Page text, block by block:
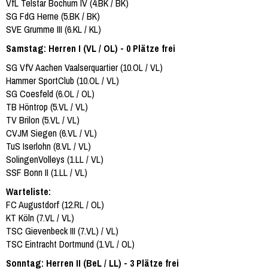
VfL Telstar Bochum IV (4.BK / BK)
SG FdG Herne (5.BK / BK)
SVE Grumme III (6.KL / KL)
Samstag: Herren I (VL / OL) - 0 Plätze frei
SG VfV Aachen Vaalserquartier (10.OL / VL)
Hammer SportClub (10.OL / VL)
SG Coesfeld (6.OL / OL)
TB Höntrop (5.VL / VL)
TV Brilon (5.VL / VL)
CVJM Siegen (6.VL / VL)
TuS Iserlohn (8.VL / VL)
SolingenVolleys (1.LL / VL)
SSF Bonn II (1.LL / VL)
Warteliste:
FC Augustdorf (12.RL / OL)
KT Köln (7.VL / VL)
TSC Gievenbeck III (7.VL) / VL)
TSC Eintracht Dortmund (1.VL / OL)
Sonntag: Herren II (BeL / LL) - 3 Plätze frei